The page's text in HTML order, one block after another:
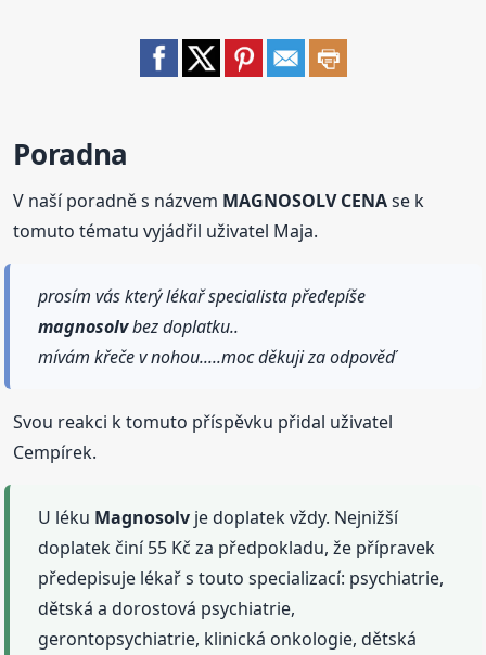
Poradna
V naší poradně s názvem MAGNOSOLV CENAse k
tomuto tématu vyjádřil uživatel Maja.
prosím vás který lékař specialista předepíše
magnosolvbez doplatku..
mívám křeče v nohou.....moc děkuji za odpověď
Svou reakci k tomuto příspěvku přidal uživatel
Cempírek.
U léku Magnosolv je doplatek vždy. Nejnižší
doplatek činí 55 Kč za předpokladu, že přípravek
předepisuje lékař s touto specializací: psychiatrie,
dětská a dorostová psychiatrie,
gerontopsychiatrie, klinická onkologie, dětská